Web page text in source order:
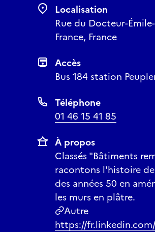
Localisation
Rue du Docteur-
France, France
Accès
Bus 184 station
Téléphone
01 46 15 41 85
À propos
Classés "Bâtiments
racontons l'histoire
des années 50 en
les murs en plâtre.
Autre
https://